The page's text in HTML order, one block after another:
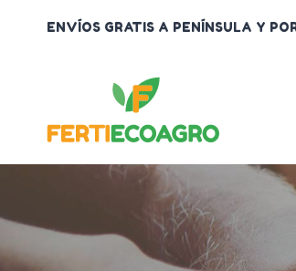
ENVÍOS GRATIS A PENÍNSULA Y